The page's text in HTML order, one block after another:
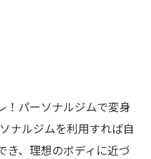
！パーソナルジムで変身
ナルジムを利用すれば自
き、理想のボディに近づ